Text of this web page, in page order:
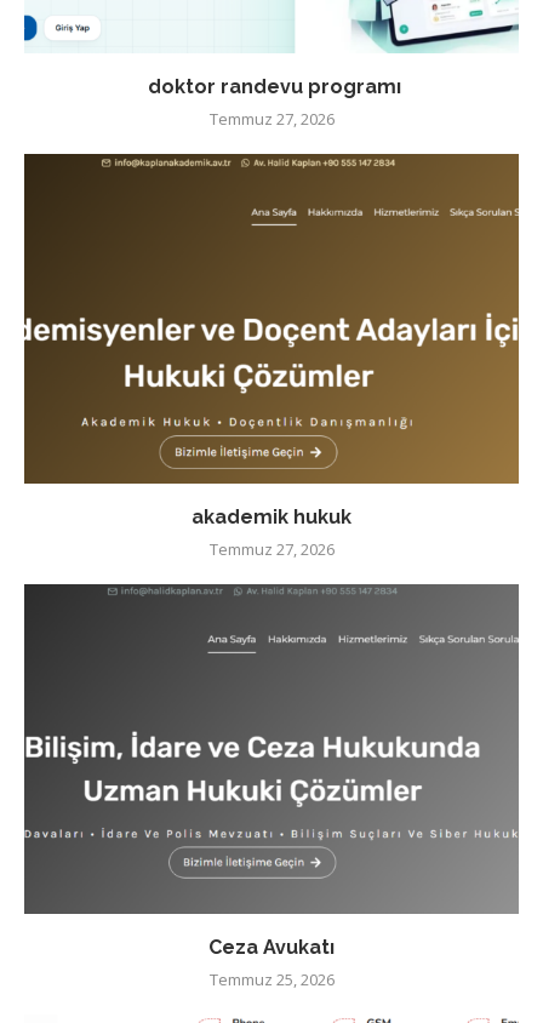
doktor randevu programı
Temmuz 27, 2026
akademik hukuk
Temmuz 27, 2026
Ceza Avukatı
Temmuz 25, 2026